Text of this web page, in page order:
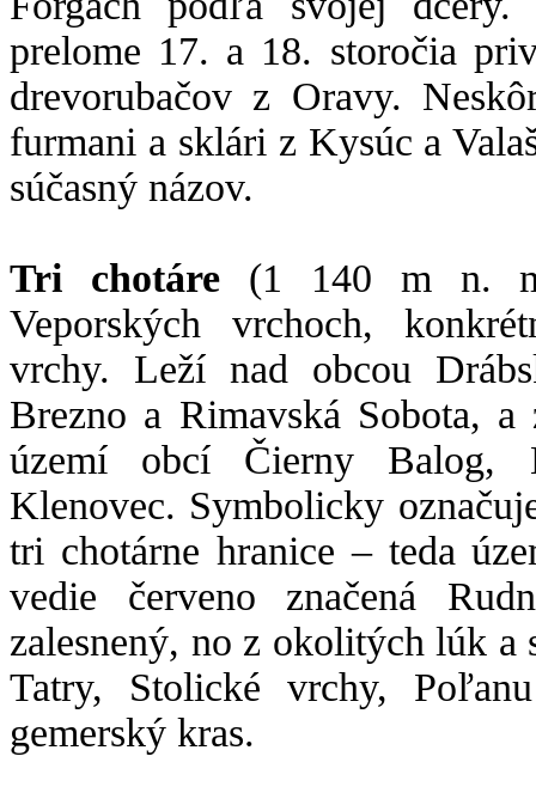
prelome 17. a 18. storočia
drevorubačov z Oravy.
furmani a sklári z Kysúc a
súčasný názov.
Tri chotáre (1 140 m n.
Veporských vrchoch,
vrchy. Leží nad obcou
Brezno a Rimavská Sobota, a
území obcí Čierny Balog,
Klenovec. Symbolicky
tri chotárne hranice – teda
vedie červeno značená
zalesnený, no z okolitých lúk
Tatry, Stolické vrchy,
gemerský kras.